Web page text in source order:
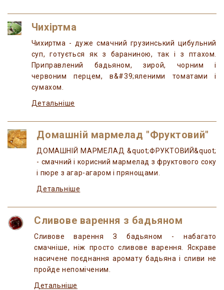
Чихіртма
Чихиртма - дуже смачний грузинський цибульний
суп, готується як з бараниною, так і з птахом.
Приправлений бадьяном, зирой, чорним і
червоним перцем, в&#39;яленими томатами і
сумахом.
Детальніше
Домашній мармелад "Фруктовий"
ДОМАШНІЙ МАРМЕЛАД &quot;ФРУКТОВИЙ&quot;
- смачний і корисний мармелад з фруктового соку
і пюре з агар-агаром і прянощами.
Детальніше
Сливове варення з бадьяном
Сливове варення З бадьяном - набагато
смачніше, ніж просто сливове варення. Яскраве
насичене поєднання аромату бадьяна і сливи не
пройде непоміченим.
Детальніше